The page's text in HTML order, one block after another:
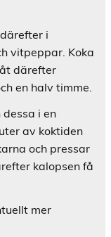
i
vitpeppar. Koka
därefter
en halv timme.
i en
av koktiden
och pressar
kalopsen få
mer